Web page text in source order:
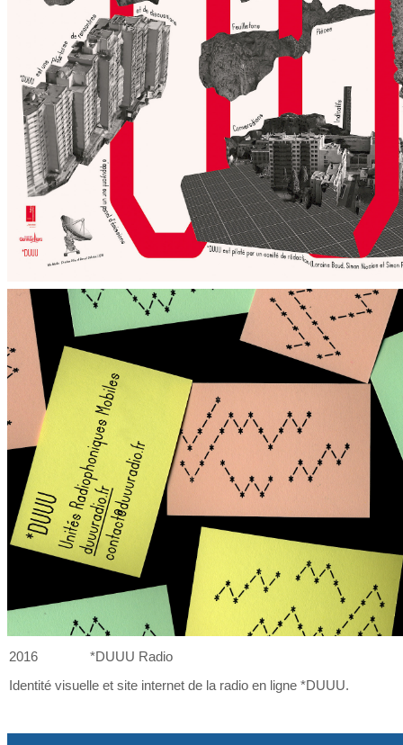
2016
*DUUU Radio
Identité visuelle et site internet de la radio en ligne *DUUU.